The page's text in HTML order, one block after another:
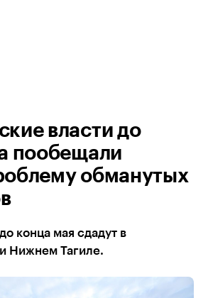
власти до
пообещали
обманутых
конца мая сдадут в
Нижнем Тагиле.